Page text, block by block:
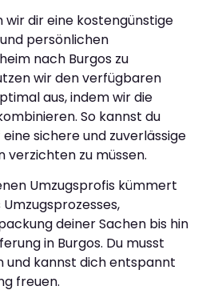
wir dir eine kostengünstige
persönlichen
nach Burgos zu
wir den verfügbaren
aus, indem wir die
So kannst du
sichere und zuverlässige
verzichten zu müssen.
Umzugsprofis kümmert
deiner Sachen bis hin
in Burgos. Du musst
und kannst dich entspannt
freuen.